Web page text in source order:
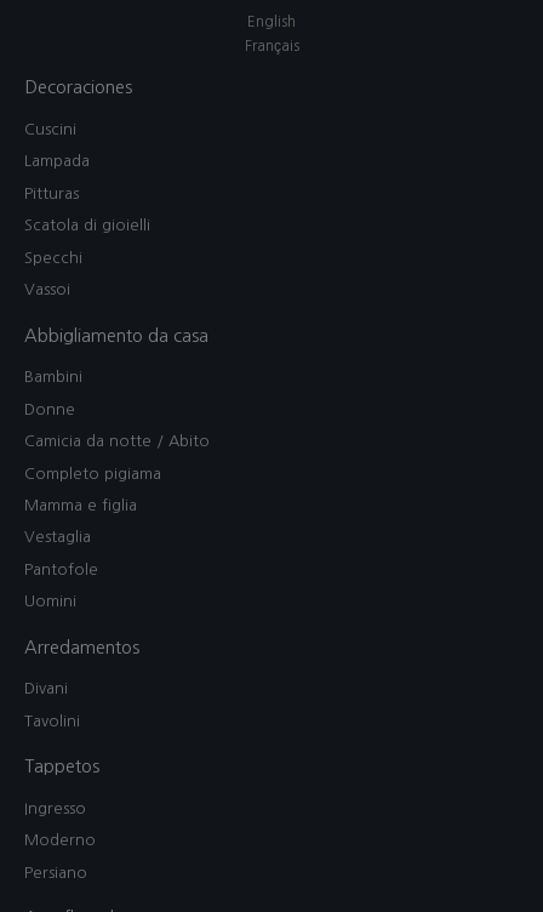
English
Français
Decoraciones
Cuscini
Lampada
Pitturas
Scatola di gioielli
Specchi
Vassoi
Abbigliamento da casa
Bambini
Donne
Camicia da notte / Abito
Completo pigiama
Mamma e figlia
Vestaglia
Pantofole
Uomini
Arredamentos
Divani
Tavolini
Tappetos
Ingresso
Moderno
Persiano